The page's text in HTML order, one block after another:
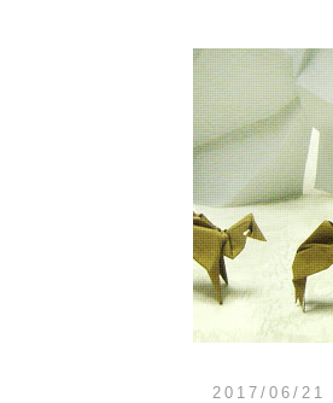
2017/06/21